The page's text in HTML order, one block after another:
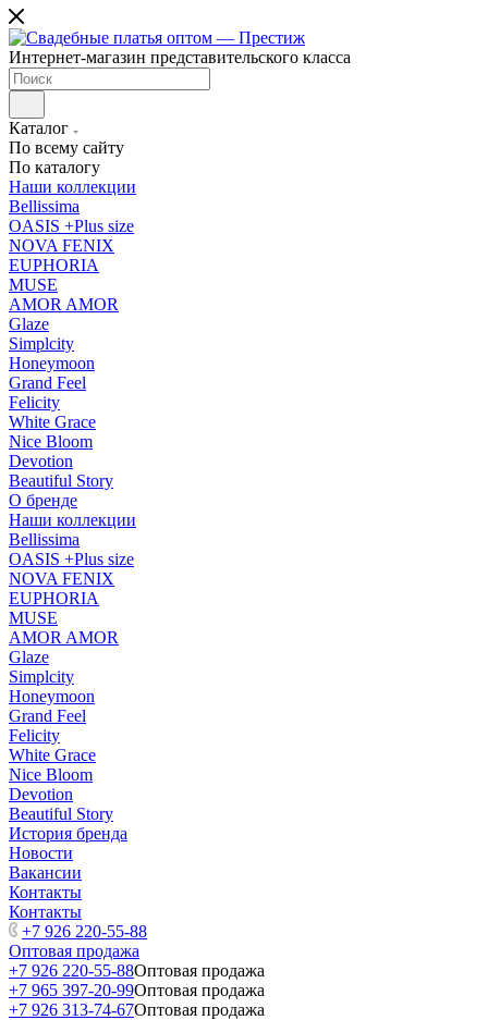
Интернет-магазин представительского класса
Каталог
По всему сайту
По каталогу
Наши коллекции
Bellissima
OASIS +Plus size
NOVA FENIX
EUPHORIA
MUSE
AMOR AMOR
Glaze
Simplcity
Honeymoon
Grand Feel
Felicity
White Grace
Nice Bloom
Devotion
Beautiful Story
О бренде
Наши коллекции
Bellissima
OASIS +Plus size
NOVA FENIX
EUPHORIA
MUSE
AMOR AMOR
Glaze
Simplcity
Honeymoon
Grand Feel
Felicity
White Grace
Nice Bloom
Devotion
Beautiful Story
История бренда
Новости
Вакансии
Контакты
Контакты
+7 926 220-55-88
Оптовая продажа
+7 926 220-55-88Оптовая продажа
+7 965 397-20-99Оптовая продажа
+7 926 313-74-67Оптовая продажа